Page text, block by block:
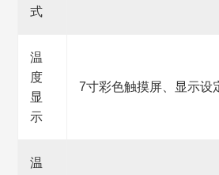
式
温
度
显
示
7寸彩色触摸屏、显示设
温